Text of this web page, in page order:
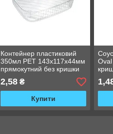
Контейнер пластиковий
350мл PET 143х117х44мм
прямокутний без кришки
(500шт/ящ) IN16167 ()
2,58₴
Купити
ящ)